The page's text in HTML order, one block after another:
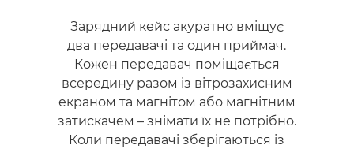
Зарядний кейс акуратно вміщує
два передавачі та один приймач.
Кожен передавач поміщається
всередину разом із вітрозахисним
екраном та магнітом або магнітним
затискачем – знімати їх не потрібно.
Коли передавачі зберігаються із